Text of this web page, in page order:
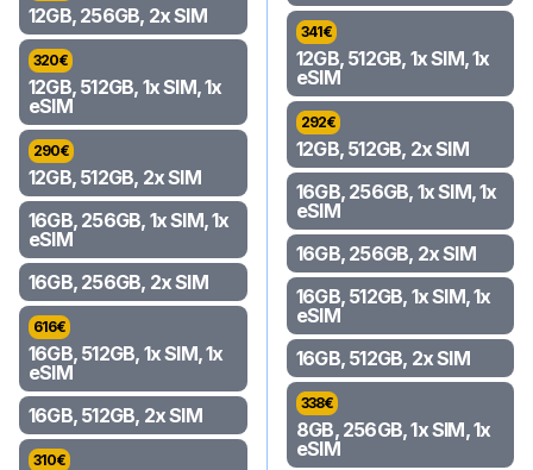
12GB, 256GB, 2x SIM
320€
12GB, 512GB, 1x SIM, 1x
eSIM
290€
12GB, 512GB, 2x SIM
16GB, 256GB, 1x SIM, 1x
eSIM
16GB, 256GB, 2x SIM
616€
16GB, 512GB, 1x SIM, 1x
eSIM
16GB, 512GB, 2x SIM
310€
341€
12GB, 512GB, 1x SIM, 1x
eSIM
292€
12GB, 512GB, 2x SIM
16GB, 256GB, 1x SIM, 1x
eSIM
16GB, 256GB, 2x SIM
16GB, 512GB, 1x SIM, 1x
eSIM
16GB, 512GB, 2x SIM
338€
8GB, 256GB, 1x SIM, 1x
eSIM